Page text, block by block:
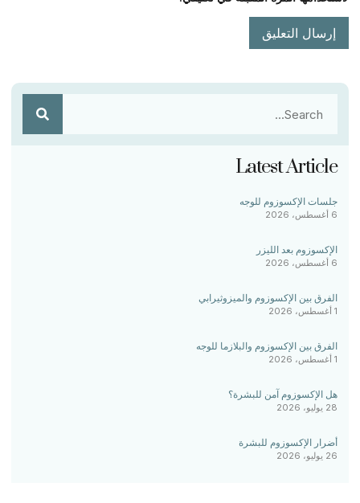
Latest Article
جلسات الإكسوزوم للوجه
6 أغسطس، 2026
الإكسوزوم بعد الليزر
6 أغسطس، 2026
الفرق بين الإكسوزوم والميزوثيرابي
1 أغسطس، 2026
الفرق بين الإكسوزوم والبلازما للوجه
1 أغسطس، 2026
هل الإكسوزوم آمن للبشرة؟
28 يوليو، 2026
أضرار الإكسوزوم للبشرة
26 يوليو، 2026